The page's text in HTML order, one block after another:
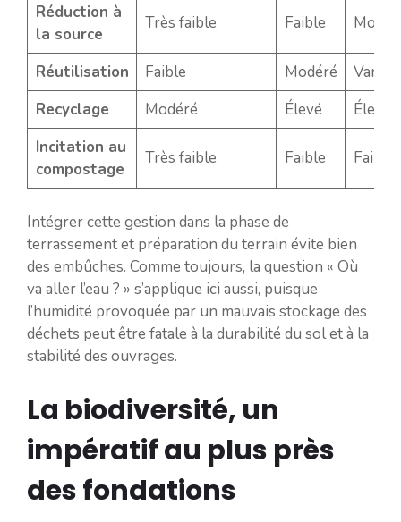
Réduction à
la source
Très faible Faible
Réutilisation Faible Modéré
Recyclage
Modéré Élevé
Élevée
Incitation au
compostage
Très faible Faible Faible
Intégrer cette gestion dans la phase de
terrassement et préparation du terrain évite bien
des embûches. Comme toujours, la question « Où
va aller l’eau ? » s’applique ici aussi, puisque
l’humidité provoquée par un mauvais stockage des
déchets peut être fatale à la durabilité du sol et à la
stabilité des ouvrages.
La biodiversité, un
impératif au plus près
des fondations